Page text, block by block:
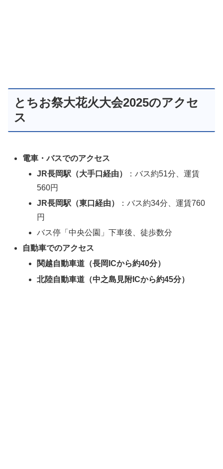
とちお祭大花火大会2025のアクセ
ス
電車・バスでのアクセス
JR長岡駅（大手口経由）
：バス約51分、運賃
560円
JR長岡駅（東口経由）
：バス約34分、運賃760
円
バス停「中央公園」下車後、徒歩数分
自動車でのアクセス
関越自動車道（長岡ICから約40分）
北陸自動車道（中之島見附ICから約45分）